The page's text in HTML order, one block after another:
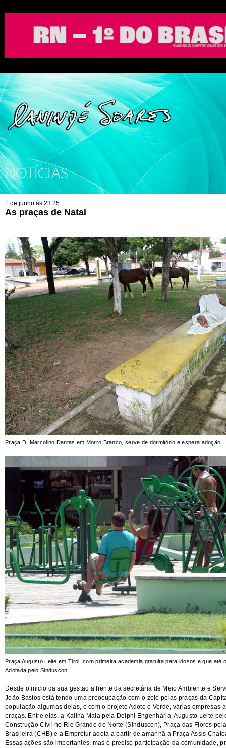
NOTÍCIAS
1 de junho às 23:25
As praças de Natal
Praça D. Marcolino Dantas em Morro Branco, serve de dormitório e espera adoção.
Praça Augusto Leite em Tirol, com primeira academia gratuita para idosos e que até
Adotada pelo Sinduscon.
Desde o inicio da sua gestao a frente da secretária de Meio Ambiente e
João Bastos está tendo uma preocupação com o zelo pelas praças da
população algumas delas, e com o projeto Adote o Verde, várias empresas
praças. Entre elas, a Kalina Maia pela Delphi Engenharia,Augusto Leite
Construção Civil no Rio Grande do Norte (Sinduscon), Praça das Flores
Brasileira (CHB) e a Emprotur adota a partir de amanhã a Praça Assis
Essas ações são importantes, mas é preciso participação da comunidade,